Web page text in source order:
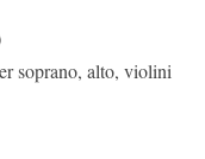
soprano, alto, violini